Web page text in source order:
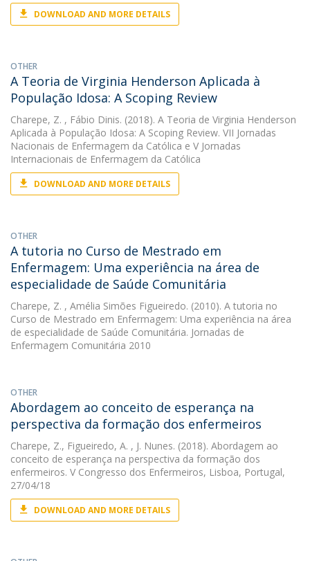
DOWNLOAD AND MORE DETAILS
OTHER
A Teoria de Virginia Henderson Aplicada à
População Idosa: A Scoping Review
Charepe, Z. , Fábio Dinis. (2018). A Teoria de Virginia Henderson
Aplicada à População Idosa: A Scoping Review. VII Jornadas
Nacionais de Enfermagem da Católica e V Jornadas
Internacionais de Enfermagem da Católica
DOWNLOAD AND MORE DETAILS
OTHER
A tutoria no Curso de Mestrado em
Enfermagem: Uma experiência na área de
especialidade de Saúde Comunitária
Charepe, Z. , Amélia Simões Figueiredo. (2010). A tutoria no
Curso de Mestrado em Enfermagem: Uma experiência na área
de especialidade de Saúde Comunitária. Jornadas de
Enfermagem Comunitária 2010
OTHER
Abordagem ao conceito de esperança na
perspectiva da formação dos enfermeiros
Charepe, Z., Figueiredo, A. , J. Nunes. (2018). Abordagem ao
conceito de esperança na perspectiva da formação dos
enfermeiros. V Congresso dos Enfermeiros, Lisboa, Portugal,
27/04/18
DOWNLOAD AND MORE DETAILS